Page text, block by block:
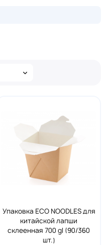
Упаковка ECO NOODLES для
китайской лапши
склеенная 700 gl (90/360
шт.)